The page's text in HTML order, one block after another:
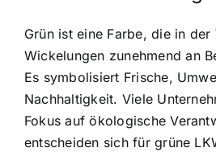
Grün ist eine Farbe, die in der
Wickelungen zunehmend an
Es symbolisiert Frische,
Nachhaltigkeit. Viele
Fokus auf ökologische
entscheiden sich für grüne